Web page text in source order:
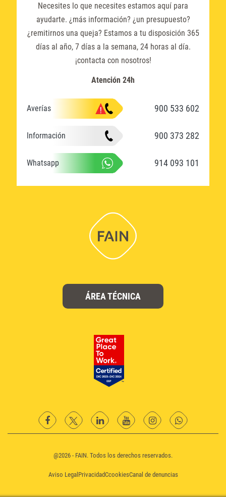
Necesites lo que necesites estamos aquí para
ayudarte. ¿más información? ¿un presupuesto?
¿remitirnos una queja? Estamos a tu disposición 365
días al año, 7 días a la semana, 24 horas al día.
¡contacta con nosotros!
Atención 24h
Averías 900 533 602
Información 900 373 282
Whatsapp 914 093 101
ÁREA TÉCNICA
facebooktwitter LinkedinYouTubeinstagramWhatsapp
@2026 - FAIN. Todos los derechos reservados.
Aviso Legal PrivacidadCcookiesCanal de denuncias